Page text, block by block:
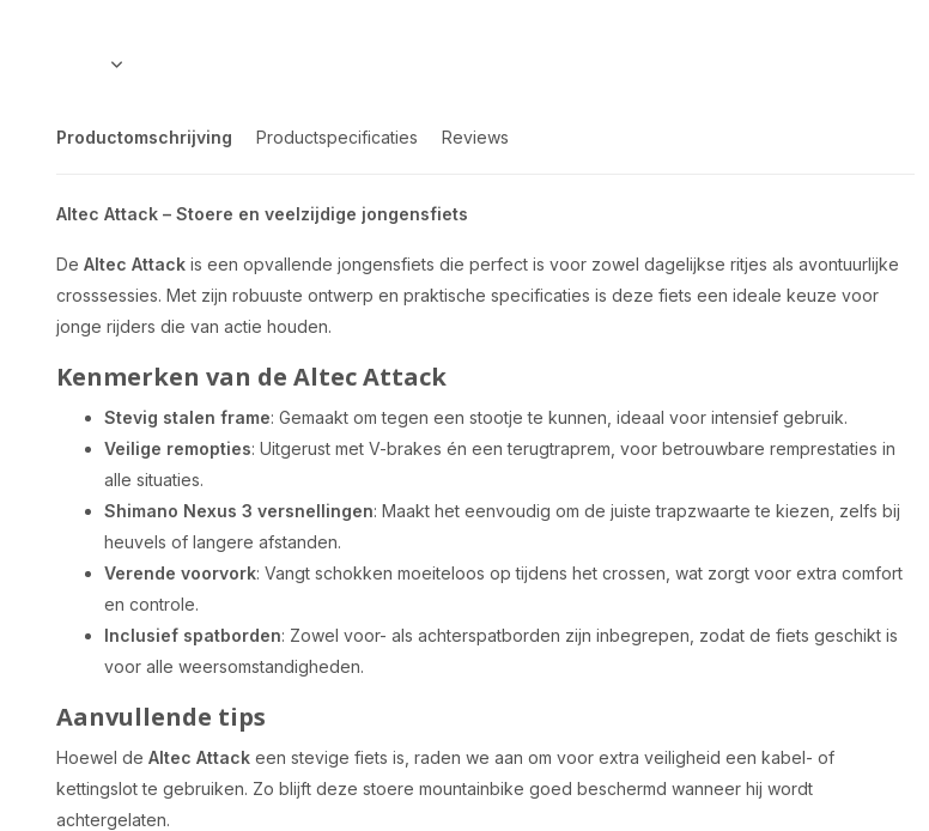
Productomschrijving Productspecificaties Reviews
Altec Attack – Stoere en veelzijdige jongensfiets
De Altec Attack is een opvallende jongensfiets die perfect is voor zowel dagelijkse ritjes als avontuurlijke
crosssessies. Met zijn robuuste ontwerp en praktische specificaties is deze fiets een ideale keuze voor
jonge rijders die van actie houden.
Kenmerken van de Altec Attack
Stevig stalen frame: Gemaakt om tegen een stootje te kunnen, ideaal voor intensief gebruik.
Veilige remopties: Uitgerust met V-brakes én een terugtraprem, voor betrouwbare remprestaties in
alle situaties.
Shimano Nexus 3 versnellingen: Maakt het eenvoudig om de juiste trapzwaarte te kiezen, zelfs bij
heuvels of langere afstanden.
Verende voorvork: Vangt schokken moeiteloos op tijdens het crossen, wat zorgt voor extra comfort
en controle.
Inclusief spatborden: Zowel voor- als achterspatborden zijn inbegrepen, zodat de fiets geschikt is
voor alle weersomstandigheden.
Aanvullende tips
Hoewel de Altec Attack een stevige fiets is, raden we aan om voor extra veiligheid een kabel- of
kettingslot te gebruiken. Zo blijft deze stoere mountainbike goed beschermd wanneer hij wordt
achtergelaten.